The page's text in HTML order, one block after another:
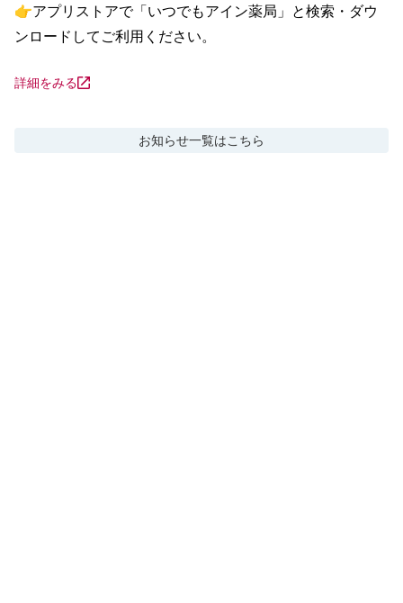
👉アプリストアで「いつでもアイン薬局」と検索・ダウ
ンロードしてご利用ください。
詳細をみる
お知らせ一覧はこちら